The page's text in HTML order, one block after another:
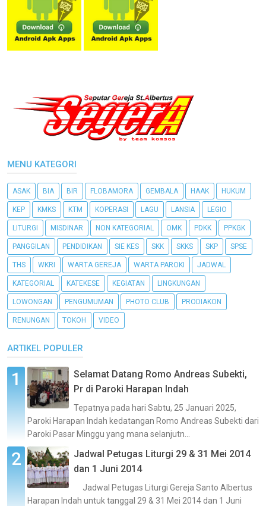
MENU KATEGORI
ASAK BIA BIR FLOBAMORA GEMBALA HAAK HUKUM
KEP KMKS KTM KOPERASI LAGU LANSIA LEGIO
LITURGI MISDINAR NON KATEGORIAL OMK PDKK PPKGK
PANGGILAN PENDIDIKAN SIE KES SKK SKKS SKP SPSE
THS WKRI WARTA GEREJA WARTA PAROKI JADWAL
KATEGORIAL KATEKESE KEGIATAN LINGKUNGAN
LOWONGAN PENGUMUMAN PHOTO CLUB PRODIAKON
RENUNGAN TOKOH VIDEO
ARTIKEL POPULER
Selamat Datang Romo Andreas Subekti,
Pr di Paroki Harapan Indah
Tepatnya pada hari Sabtu, 25 Januari 2025,
Paroki Harapan Indah kedatangan Romo Andreas Subekti dari
Paroki Pasar Minggu yang mana selanjutn...
Jadwal Petugas Liturgi 29 & 31 Mei 2014
dan 1 Juni 2014
Jadwal Petugas Liturgi Gereja Santo Albertus
Harapan Indah untuk tanggal 29 & 31 Mei 2014 dan 1 Juni